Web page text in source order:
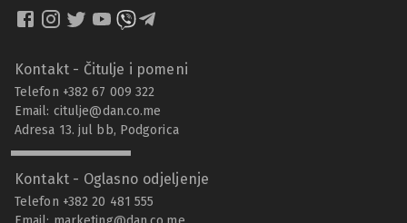
Kontakt - Čitulje i pomeni
Telefon +382 67 009 322
Email: citulje@dan.co.me
Adresa 13. jul bb, Podgorica
Kontakt - Oglasno odjeljenje
Telefon +382 20 481 555